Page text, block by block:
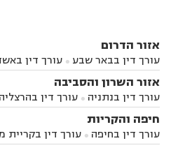
אזור הדרום
עורך דין בבאר שבע  עורך דין
באשקלון
עורך דין בבאר טוביה
עורך דין בניר הבנים עורך דין בערד
זיקים
עורך דין בנתיבות עורך
אזור השרון והסביבה
עורך דין בנתניה  עורך דין בהרצליה
עורך דין בחדרה עורך דין בכפר
השרון
עורך דין באבן יהודה
עורך דין בחריש עורך דין בקיסריה
חיפה והקריות
עורך דין בחיפה  עורך דין בקריית
בקרית מוצקין
עורך דין בקריית